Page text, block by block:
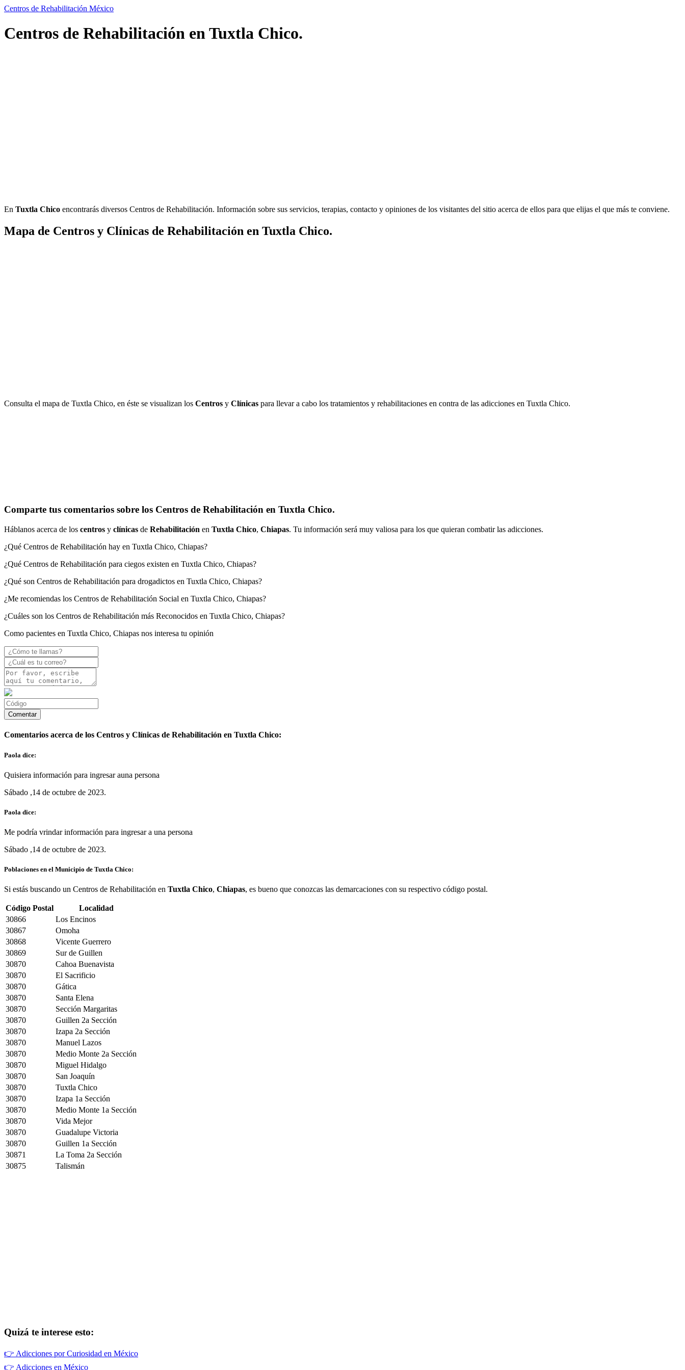
Centros de Rehabilitación México
Centros de Rehabilitación en Tuxtla Chico.
En Tuxtla Chico encontrarás diversos Centros de Rehabilitación. Información sobre sus servicios, terapias, contacto y opiniones de los visitantes del sitio acerca de ellos para que elijas el que más te conviene.
Mapa de Centros y Clínicas de Rehabilitación en Tuxtla Chico.
Consulta el mapa de Tuxtla Chico, en éste se visualizan los Centros y Clínicas para llevar a cabo los tratamientos y rehabilitaciones en contra de las adicciones en Tuxtla Chico.
Comparte tus comentarios sobre los Centros de Rehabilitación en Tuxtla Chico.
Háblanos acerca de los centros y clínicas de Rehabilitación en Tuxtla Chico, Chiapas. Tu información será muy valiosa para los que quieran combatir las adicciones.
¿Qué Centros de Rehabilitación hay en Tuxtla Chico, Chiapas?
¿Qué Centros de Rehabilitación para ciegos existen en Tuxtla Chico, Chiapas?
¿Qué son Centros de Rehabilitación para drogadictos en Tuxtla Chico, Chiapas?
¿Me recomiendas los Centros de Rehabilitación Social en Tuxtla Chico, Chiapas?
¿Cuáles son los Centros de Rehabilitación más Reconocidos en Tuxtla Chico, Chiapas?
Como pacientes en Tuxtla Chico, Chiapas nos interesa tu opinión
Comentarios acerca de los Centros y Clínicas de Rehabilitación en Tuxtla Chico:
Paola dice:
Quisiera información para ingresar auna persona
Sábado ,14 de octubre de 2023.
Paola dice:
Me podría vrindar información para ingresar a una persona
Sábado ,14 de octubre de 2023.
Poblaciones en el Municipio de Tuxtla Chico:
Si estás buscando un Centros de Rehabilitación en Tuxtla Chico, Chiapas, es bueno que conozcas las demarcaciones con su respectivo código postal.
Código Postal
Localidad
30866
Los Encinos
30867
Omoha
30868
Vicente Guerrero
30869
Sur de Guillen
30870
Cahoa Buenavista
30870
El Sacrificio
30870
Gática
30870
Santa Elena
30870
Sección Margaritas
30870
Guillen 2a Sección
30870
Izapa 2a Sección
30870
Manuel Lazos
30870
Medio Monte 2a Sección
30870
Miguel Hidalgo
30870
San Joaquín
30870
Tuxtla Chico
30870
Izapa 1a Sección
30870
Medio Monte 1a Sección
30870
Vida Mejor
30870
Guadalupe Victoria
30870
Guillen 1a Sección
30871
La Toma 2a Sección
30875
Talismán
Quizá te interese esto:
👉 Adicciones por Curiosidad en México
👉 Adicciones en México